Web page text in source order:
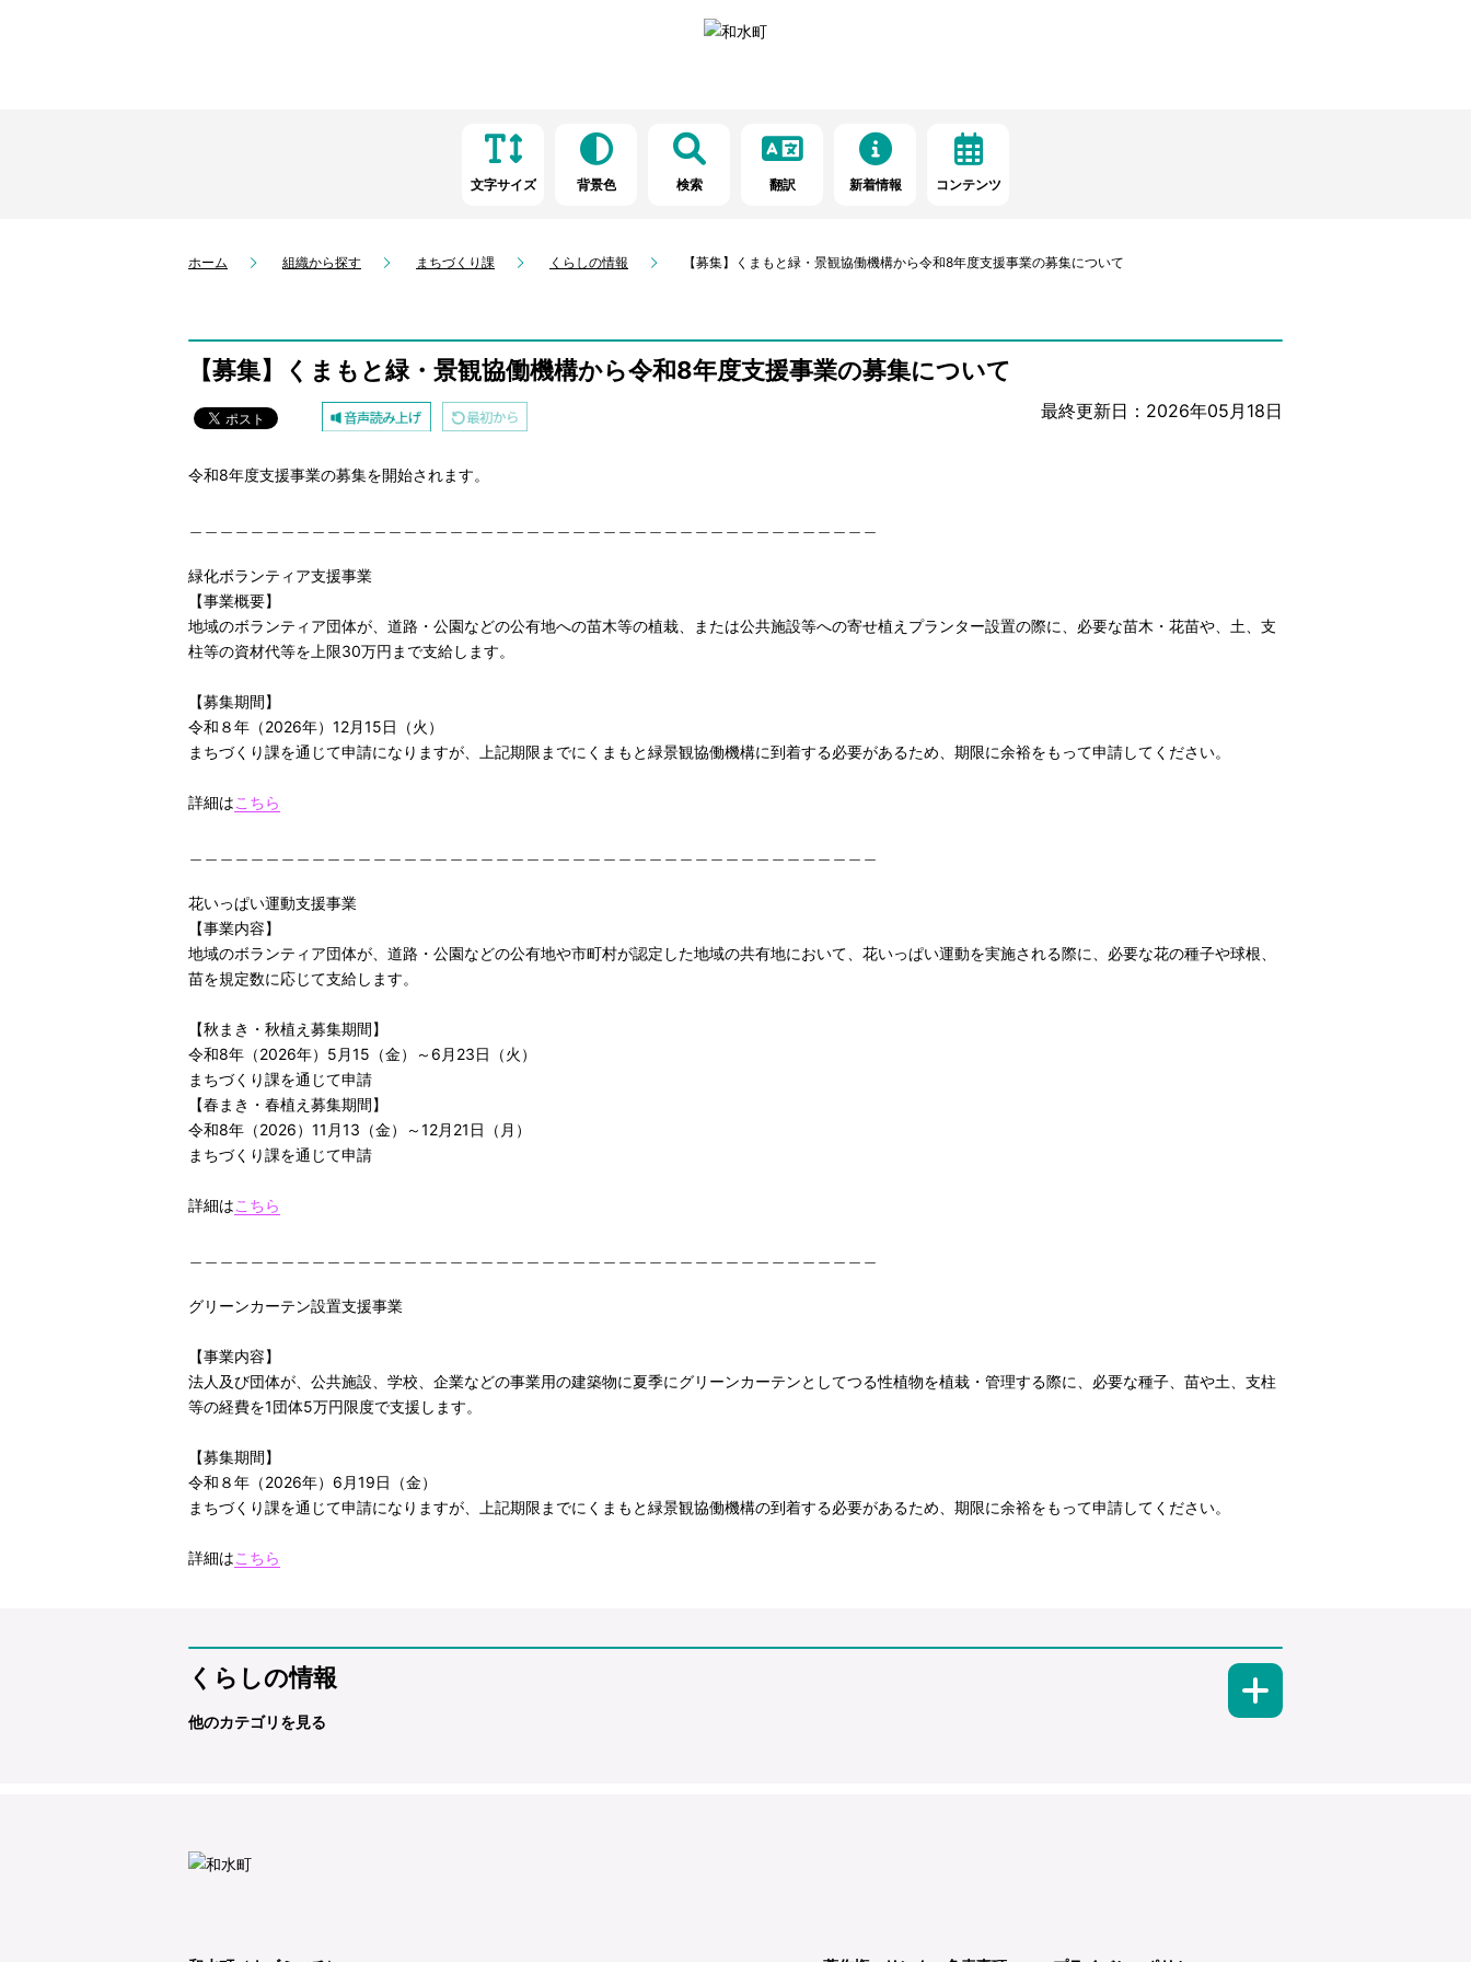
文字サイズ 背景色 検索 翻訳 新着情報 コンテンツ
ホーム 組織から探す まちづくり課 くらしの情報 【募集】くまもと緑・景観協働機構から令和8年度支援事業の募集について
【募集】くまもと緑・景観協働機構から令和8年度支援事業の募集について
最終更新日：2026年05月18日
令和8年度支援事業の募集を開始されます。
緑化ボランティア支援事業
【事業概要】
地域のボランティア団体が、道路・公園などの公有地への苗木等の植栽、または公共施設等への寄せ植えプランター設置の際に、必要な苗木・花苗や、土、支
柱等の資材代等を上限30万円まで支給します。
【募集期間】
令和８年（2026年）12月15日（火）
まちづくり課を通じて申請になりますが、上記期限までにくまもと緑景観協働機構に到着する必要があるため、期限に余裕をもって申請してください。
詳細はこちら
花いっぱい運動支援事業
【事業内容】
地域のボランティア団体が、道路・公園などの公有地や市町村が認定した地域の共有地において、花いっぱい運動を実施される際に、必要な花の種子や球根、
苗を規定数に応じて支給します。
【秋まき・秋植え募集期間】
令和8年（2026年）5月15（金）～6月23日（火）
まちづくり課を通じて申請
【春まき・春植え募集期間】
令和8年（2026）11月13（金）～12月21日（月）
まちづくり課を通じて申請
詳細はこちら
グリーンカーテン設置支援事業
【事業内容】
法人及び団体が、公共施設、学校、企業などの事業用の建築物に夏季にグリーンカーテンとしてつる性植物を植栽・管理する際に、必要な種子、苗や土、支柱
等の経費を1団体5万円限度で支援します。
【募集期間】
令和８年（2026年）6月19日（金）
まちづくり課を通じて申請になりますが、上記期限までにくまもと緑景観協働機構の到着する必要があるため、期限に余裕をもって申請してください。
詳細はこちら
くらしの情報
他のカテゴリを見る